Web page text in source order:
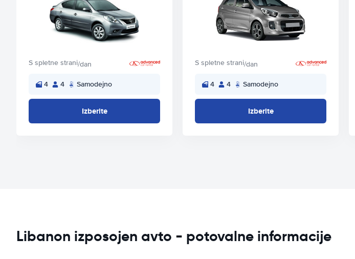
S spletne strani/dan
4 4 Samodejno
Izberite
S spletne strani/dan
4 4 Samodejno
Izberite
Libanon izposojen avto - potovalne informacije